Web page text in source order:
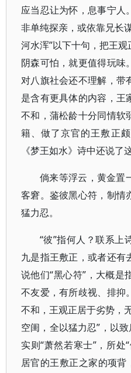
应当忍让为怀，息事宁人
非单纯探亲，或依靠兄长
河水浑”以下十句，把王
阴森可怕，就更值得玩味
对八旗社会还不理解，带
是含有更具体的内容，王
不和，蒲松龄十分同情软
籍、做了京官的王敷正
《梦王如水》诗中还说了
倘来等浮云，黄金置
客窘。鉴彼黑心符，制情
猛力忍。
“彼”指何人？联系上
九是指王敷正，或者还有
说他们“黑心符”，大概是
不友爱，有所歧视、排抑
不和，王观正居于劣势，
空闺，全以猛力忍”，以
实则“萧然若寒士”，所处
居官的王敷正之家的项背